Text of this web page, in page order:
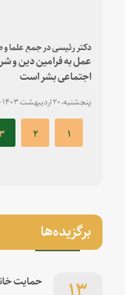
دکتر رئیسی در جمع علما
عمل به فرامین دین و
اجتماعی بشر است
پنجشنبه، ۲۰ اردیبهشت ۱۴۰۳ - ۲۱:۰۶
۱ ۲ ۳
برگزیده‌ها
۱۳ حمایت